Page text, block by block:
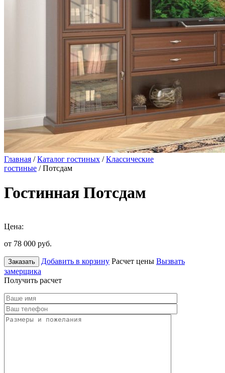
Главная /Каталог гостиных /Классические
гостиные / Потсдам
Гостинная Потсдам
Цена:
от 78 000 руб.
Заказать Добавить в корзину Расчет цены Вызвать
замерщика
Получить расчет